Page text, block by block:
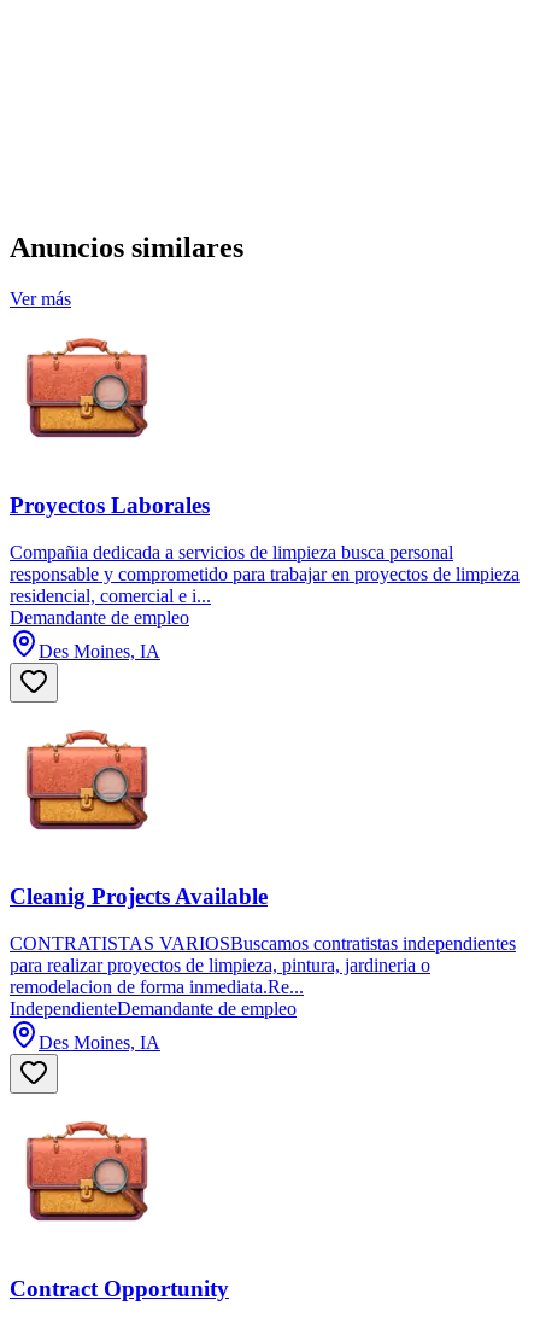
Anuncios similares
Ver más
Proyectos Laborales
Compañia dedicada a servicios de limpieza busca personal
responsable y comprometido para trabajar en proyectos de limpieza
residencial, comercial e i...
Demandante de empleo
Des Moines, IA
Cleanig Projects Available
CONTRATISTAS VARIOSBuscamos contratistas independientes
para realizar proyectos de limpieza, pintura, jardineria o
remodelacion de forma inmediata.Re...
IndependienteDemandante de empleo
Des Moines, IA
Contract Opportunity